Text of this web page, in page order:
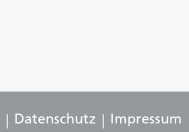
Datenschutz Impressum